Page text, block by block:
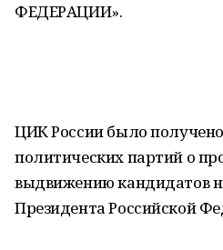
ФЕДЕРАЦИИ».
ЦИК России было
политических партий о
выдвижению кандидатов
Президента Российской